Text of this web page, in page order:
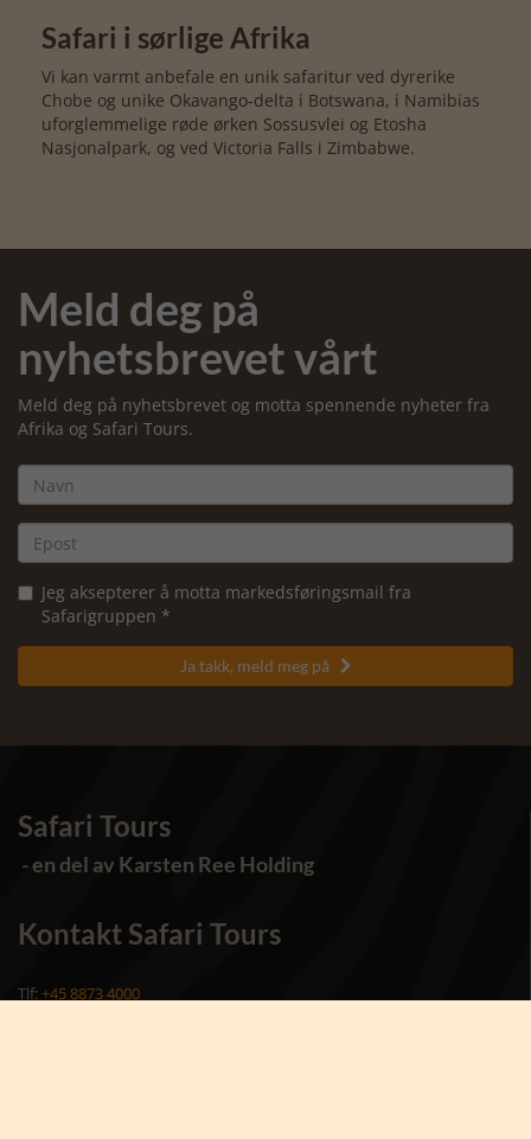
Safari i sørlige Afrika
Vi kan varmt anbefale en unik safaritur ved dyrerike
Chobe og unike Okavango-delta i Botswana, i Namibias
uforglemmelige røde ørken Sossusvlei og Etosha
Nasjonalpark, og ved Victoria Falls i Zimbabwe.
Meld deg på
nyhetsbrevet vårt
Meld deg på nyhetsbrevet og motta spennende nyheter fra
Afrika og Safari Tours.
Jeg aksepterer å motta markedsføringsmail fra
Safarigruppen *
Ja takk, meld meg på 
Safari Tours
- en del av Karsten Ree Holding
Kontakt Safari Tours
Tlf: +45 8873 4000